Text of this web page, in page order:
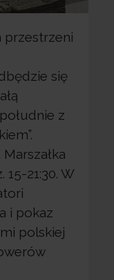
przestrzeni
się
z
21:30. W
i pokaz
polskiej